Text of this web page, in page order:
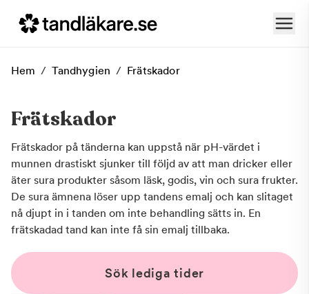
Hem / Tandhygien / Frätskador
Frätskador
Frätskador på tänderna kan uppstå när pH-värdet i
munnen drastiskt sjunker till följd av att man dricker eller
äter sura produkter såsom läsk, godis, vin och sura frukter.
De sura ämnena löser upp tandens emalj och kan slitaget
nå djupt in i tanden om inte behandling sätts in. En
frätskadad tand kan inte få sin emalj tillbaka.
Sök lediga tider